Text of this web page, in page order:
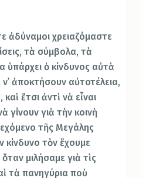
ἀδύναμοι χρειαζόμαστε
τὰ σύμβολα, τὰ
ὑπάρχει ὁ κίνδυνος αὐτὰ
ἀποκτήσουν αὐτοτέλεια,
ἔτσι ἀντὶ νὰ εἶναι
γίνουν γιὰ τὴν κοινὴ
τῆς Μεγάλης
κίνδυνο τὸν ἔχουμε
μιλήσαμε γιὰ τὶς
τὰ πανηγύρια ποὺ